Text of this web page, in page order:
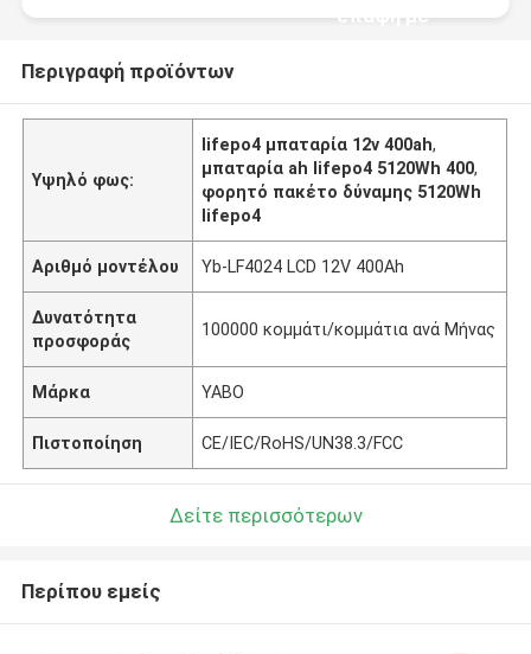
επαφή με
Περιγραφή προϊόντων
Υψηλό φως:
lifepo4 μπαταρία 12v 400ah,
μπαταρία ah lifepo4 5120Wh 400,
φορητό πακέτο δύναμης 5120Wh
lifepo4
Αριθμό μοντέλου Yb-LF4024 LCD 12V 400Ah
Δυνατότητα
προσφοράς
100000 κομμάτι/κομμάτια ανά Μήνας
Μάρκα YABO
Πιστοποίηση CE/IEC/RoHS/UN38.3/FCC
Δείτε περισσότερων
Περίπου εμείς